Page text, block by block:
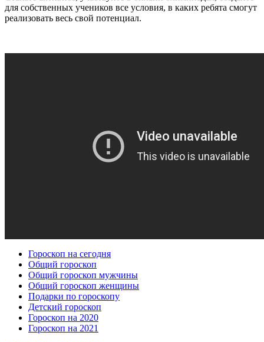
для собственных учеников все условия, в каких ребята смогут
реализовать весь свой потенциал.
Гороскоп на сегодня
Общий гороскоп
Общий гороскоп мужчины
Общий гороскоп женщины
Подарки по гороскопу
Детский гороскоп
Гороскоп на 2020
Гороскоп на 2021